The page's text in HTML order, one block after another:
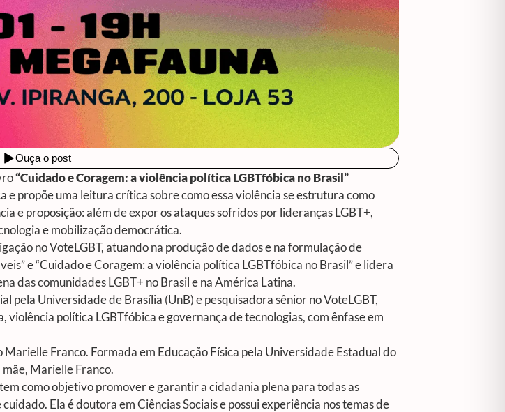
“Cuidado e Coragem: a violência política LGBTfóbica no Brasil”
propõe uma leitura crítica sobre como essa violência se estrutura como
e proposição: além de expor os ataques sofridos por lideranças LGBT+,
e mobilização democrática.
no VoteLGBT, atuando na produção de dados e na formulação de
e “Cuidado e Coragem: a violência política LGBTfóbica no Brasil” e lidera
das comunidades LGBT+ no Brasil e na América Latina.
pela Universidade de Brasília (UnB) e pesquisadora sênior no VoteLGBT,
política LGBTfóbica e governança de tecnologias, com ênfase em
Franco. Formada em Educação Física pela Universidade Estadual do
Marielle Franco.
como objetivo promover e garantir a cidadania plena para todas as
Ela é doutora em Ciências Sociais e possui experiência nos temas de